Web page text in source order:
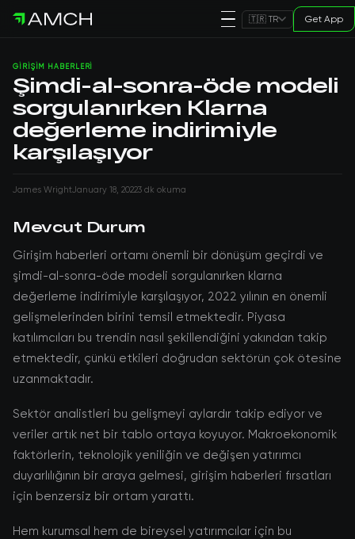
🇹🇷 TR Get App
GIRIŞIM HABERLERI
Şimdi-al-sonra-öde modeli
sorgulanırken Klarna
değerleme indirimiyle
karşılaşıyor
James WrightJanuary 18, 20223 dk okuma
Mevcut Durum
Girişim haberleri ortamı önemli bir dönüşüm geçirdi ve
şimdi-al-sonra-öde modeli sorgulanırken klarna
değerleme indirimiyle karşılaşıyor, 2022 yılının en önemli
gelişmelerinden birini temsil etmektedir. Piyasa
katılımcıları bu trendin nasıl şekillendiğini yakından takip
etmektedir, çünkü etkileri doğrudan sektörün çok ötesine
uzanmaktadır.
Sektör analistleri bu gelişmeyi aylardır takip ediyor ve
veriler artık net bir tablo ortaya koyuyor. Makroekonomik
faktörlerin, teknolojik yeniliğin ve değişen yatırımcı
duyarlılığının bir araya gelmesi, girişim haberleri fırsatları
için benzersiz bir ortam yarattı.
Hem kurumsal hem de bireysel yatırımcılar için bu